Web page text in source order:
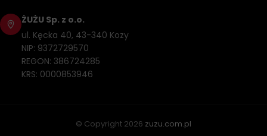
ŻUŻU Sp. z o.o.
ul. Kęcka 40, 43-340 Kozy
NIP: 9372729570
REGON: 386724285
KRS: 0000853946
© Copyright 2026 zuzu.com.pl